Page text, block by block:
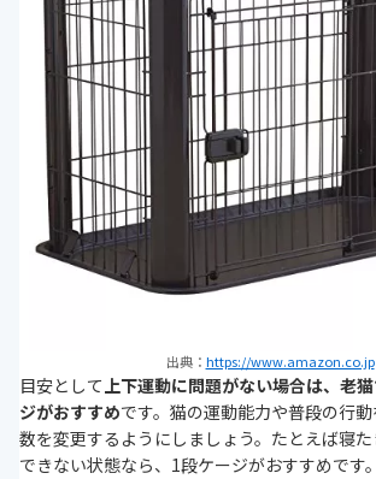
出典： https://www.amazon.co.jp
目安として上下運動に問題がない場合は、老
ジがおすすめです。猫の運動能力や普段の行
数を変更するようにしましょう。たとえば寝
できない状態なら、1段ケージがおすすめです。